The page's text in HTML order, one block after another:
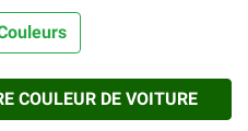
COULEUR DE VOITURE